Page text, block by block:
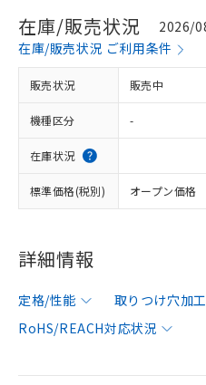
在庫/販売状況
2026/
在庫/販売状況 ご利用条件
販売状況 販売中
機種区分 -
在庫状況
標準価格(税別) オープン価格
詳細情報
定格/性能 取りつけ穴加
RoHS/REACH対応状況